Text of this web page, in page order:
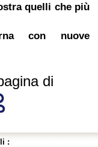
quelli che più
con nuove
di
: